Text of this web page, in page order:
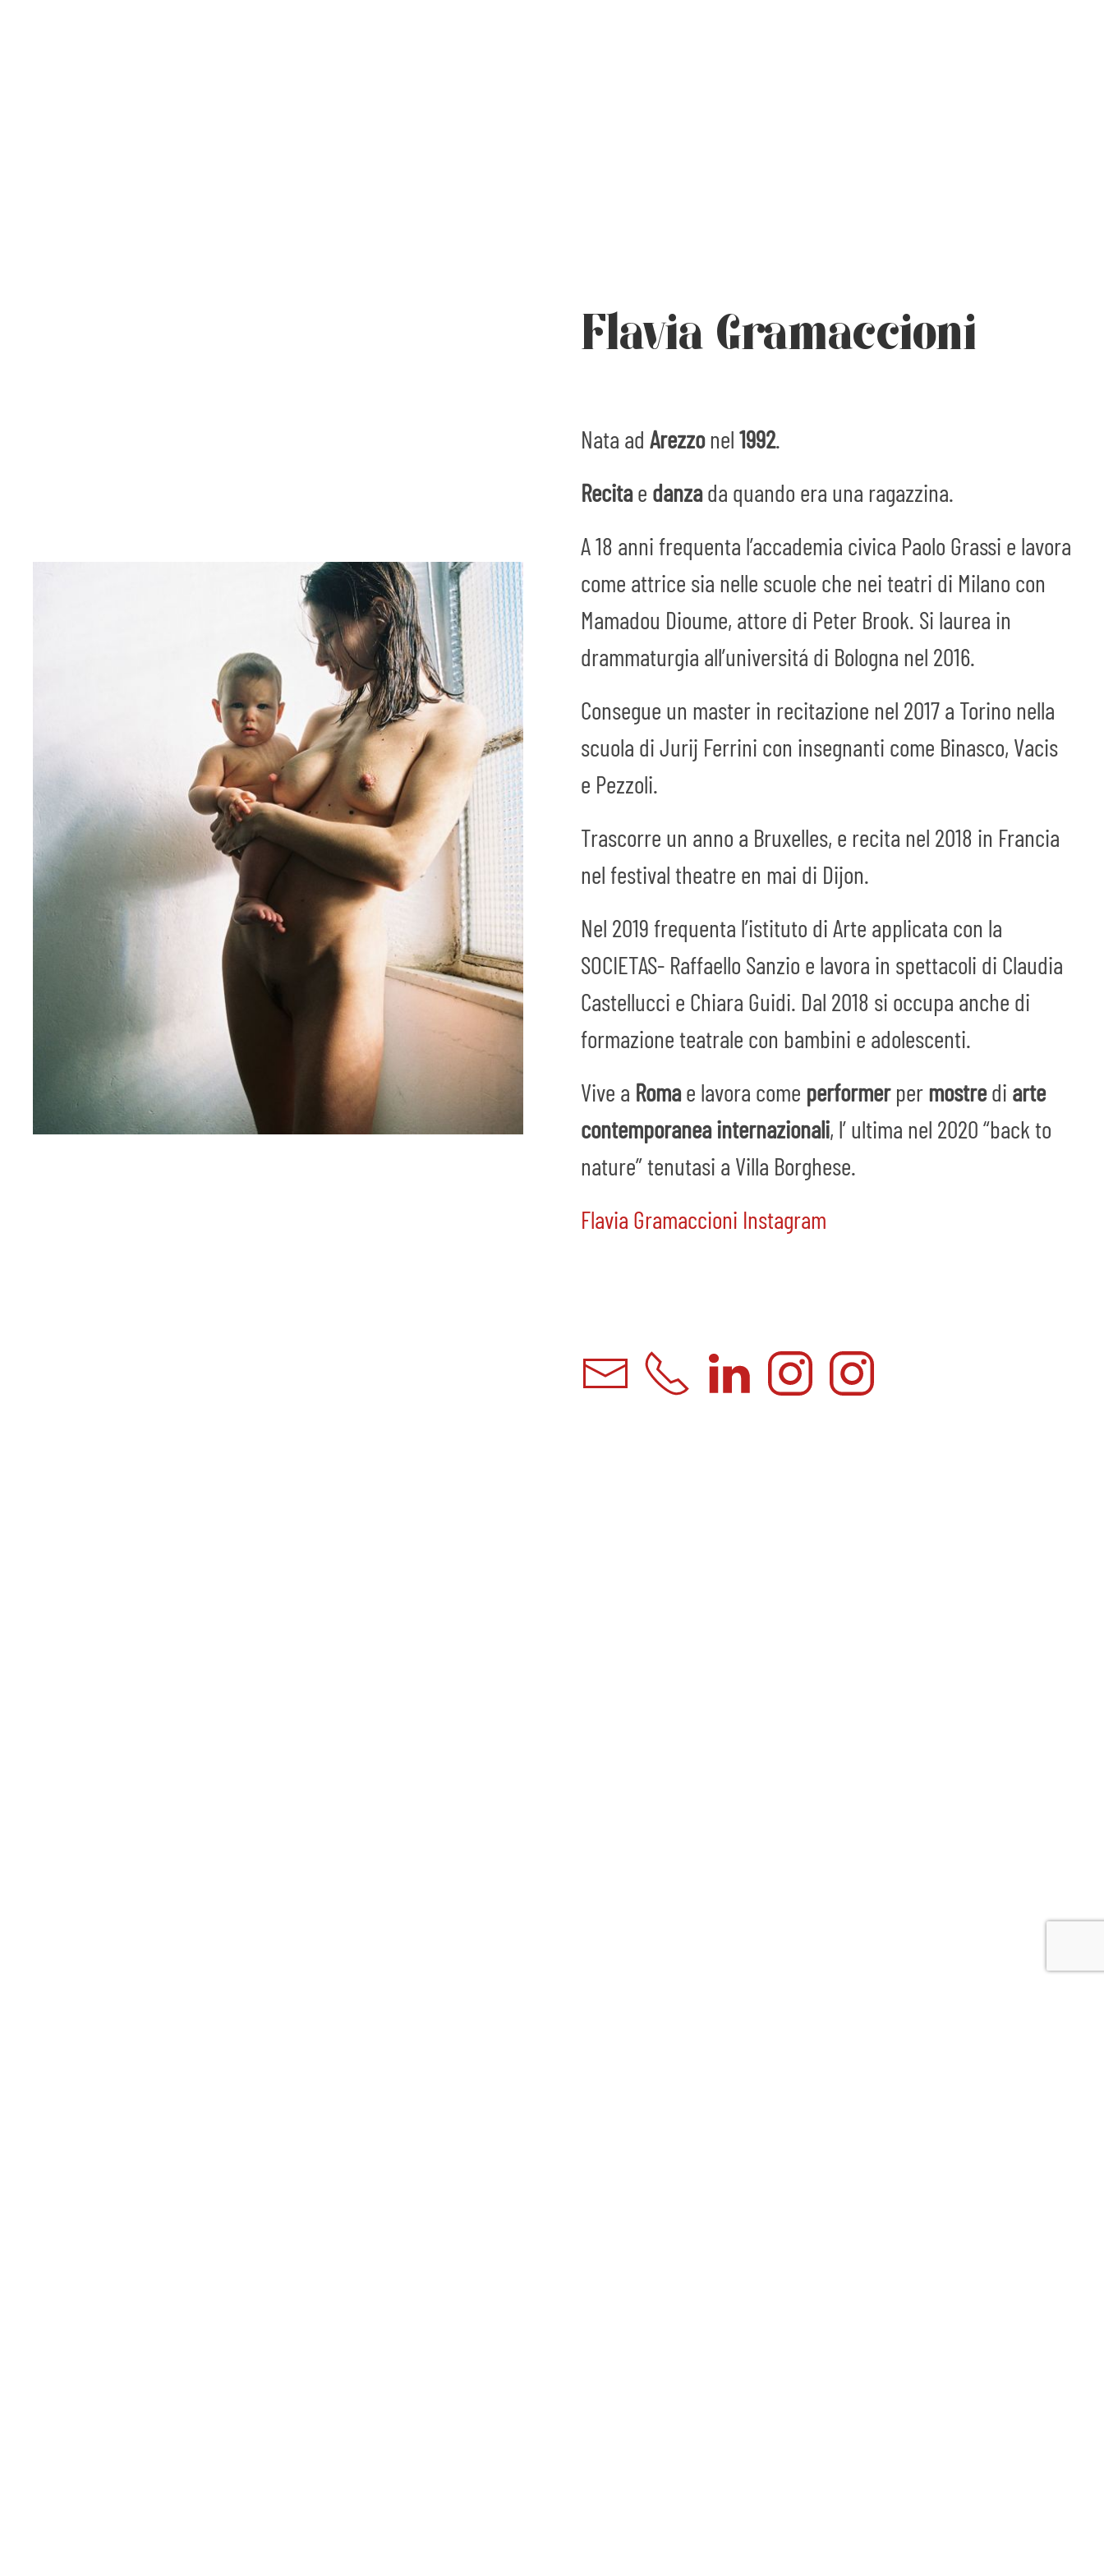
Flavia Gramaccioni
Nata ad Arezzonel1992.
Recitae danzada quando era una ragazzina.
A 18 anni frequenta l’accademia civica Paolo Grassi e lavora
come attrice sia nelle scuole che nei teatri di Milano con
Mamadou Dioume, attore di Peter Brook. Si laurea in
drammaturgia all’universitá di Bologna nel 2016.
Consegue un master in recitazione nel 2017 a Torino nella
scuola di Jurij Ferrini con insegnanti come Binasco, Vacis
e Pezzoli.
Trascorre un anno a Bruxelles, e recita nel 2018 in Francia
nel festival theatre en mai di Dijon.
Nel 2019 frequenta l’istituto di Arte applicata con la
SOCIETAS- Raffaello Sanzio e lavora in spettacoli di Claudia
Castellucci e Chiara Guidi. Dal 2018 si occupa anche di
formazione teatrale con bambini e adolescenti.
Vive a Romae lavora come performerpermostredi arte
contemporanea internazionali, l’ ultima nel 2020 “back to
nature” tenutasi a Villa Borghese.
Flavia Gramaccioni Instagram